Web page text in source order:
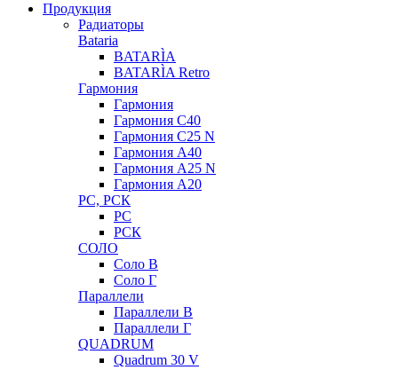
Продукция
Радиаторы
Bataria
BATARÌA
BATARÌA Retro
Гармония
Гармония
Гармония С40
Гармония С25 N
Гармония А40
Гармония А25 N
Гармония А20
РС, РСК
РС
РСК
СОЛО
Соло В
Соло Г
Параллели
Параллели В
Параллели Г
QUADRUM
Quadrum 30 V